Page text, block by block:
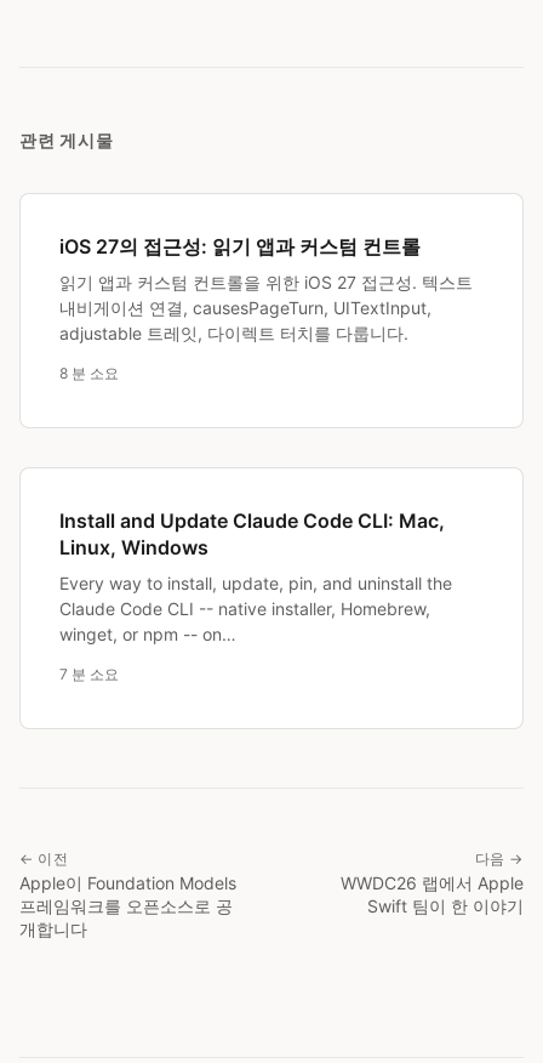
관련 게시물
iOS 27의 접근성: 읽기 앱과 커스텀 컨트롤
읽기 앱과 커스텀 컨트롤을 위한 iOS 27 접근성. 텍스트
내비게이션 연결, causesPageTurn, UITextInput,
adjustable 트레잇, 다이렉트 터치를 다룹니다.
8 분 소요
Install and Update Claude Code CLI: Mac,
Linux, Windows
Every way to install, update, pin, and uninstall the
Claude Code CLI -- native installer, Homebrew,
winget, or npm -- on…
7 분 소요
← 이전
Apple이 Foundation Models
프레임워크를 오픈소스로 공
개합니다
다음 →
WWDC26 랩에서 Apple
Swift 팀이 한 이야기